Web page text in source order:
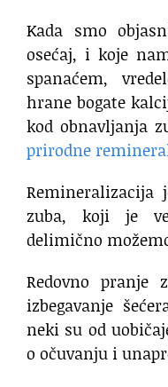
Kada smo
osećaj, i koje
spanaćem,
hrane bogate
kod obnavljanja
prirodne
Remineralizacija
zuba, koji je
delimično
Redovno pranje
izbegavanje
neki su od
o očuvanju i